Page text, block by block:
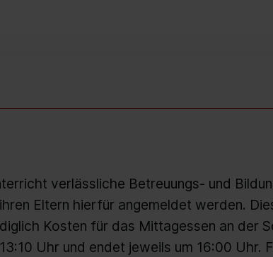
verlässliche Betreuungs- und
Eltern hierfür angemeldet werden.
Kosten für das Mittagessen an der
Uhr und endet jeweils um 16:00 Uhr.